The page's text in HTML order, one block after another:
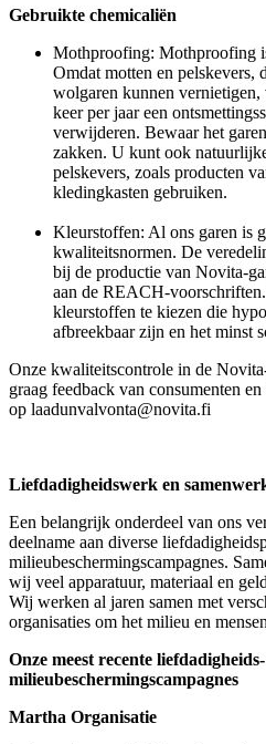
Gebruikte chemicaliën
Mothproofing: Mothproofing
Omdat motten en pelskevers,
wolgaren kunnen
keer per jaar een
verwijderen. Bewaar het
zakken. U kunt ook
pelskevers, zoals producten
kledingkasten gebruiken.
Kleurstoffen: Al ons garen is
kwaliteitsnormen. De
bij de productie van Novita-
aan de REACH-
kleurstoffen te kiezen die
afbreekbaar zijn en het minst
Onze kwaliteitscontrole in de
graag feedback van consumenten
op laadunvalvonta@novita.fi
Liefdadigheidswerk en
Een belangrijk onderdeel van ons
deelname aan diverse
milieubeschermingscampagnes.
wij veel apparatuur, materiaal en
Wij werken al jaren samen met
organisaties om het milieu en
Onze meest recente
milieubeschermingscampagnes
Martha Organisatie